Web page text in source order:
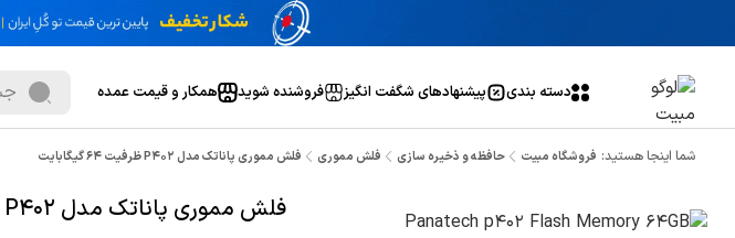
دسته بندی پیشنهاد‌های شگفت انگیز فروشنده شوید همکار و قیمت عمده
شما اینجا هستید: فروشگاه مبیت حافظه و ذخیره سازی فلش مموری فلش مموری پاناتک مدل P402 ظرفیت 64 گیگابایت
فلش مموری پاناتک مدل P402 ظرفیت 64 گیگابایت